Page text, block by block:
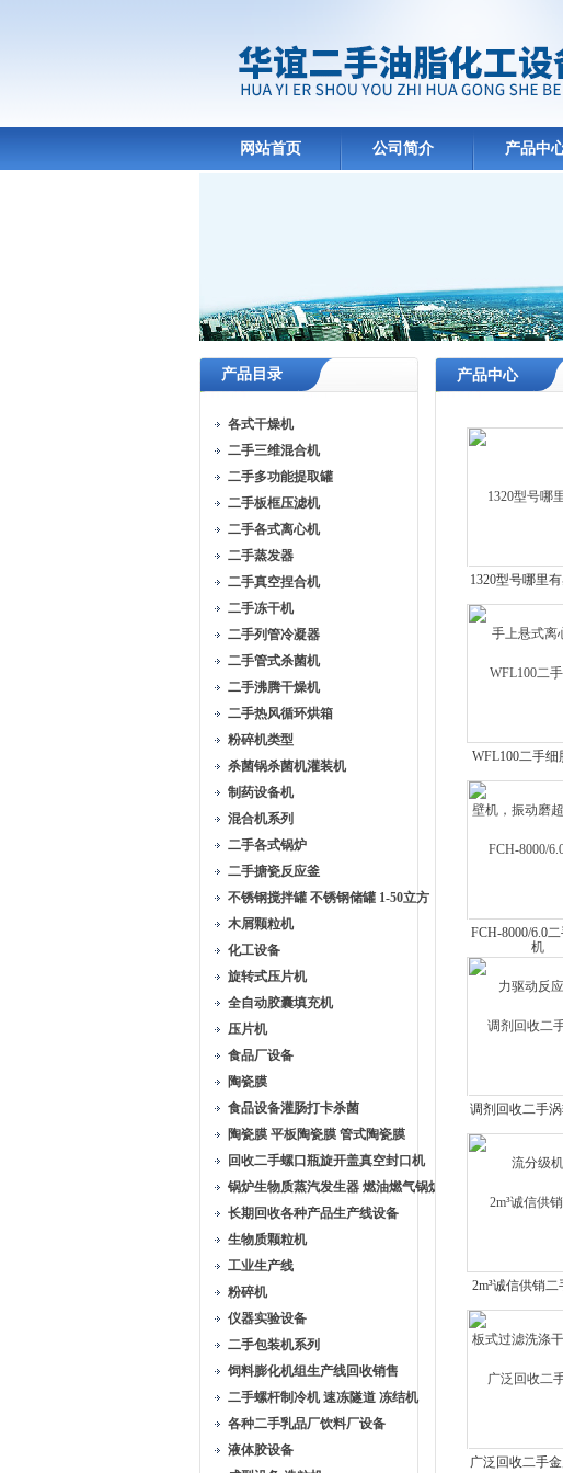
网站首页 公司简介 产品中
产品目录
各式干燥机
二手三维混合机
二手多功能提取罐
二手板框压滤机
二手各式离心机
二手蒸发器
二手真空捏合机
二手冻干机
二手列管冷凝器
二手管式杀菌机
二手沸腾干燥机
二手热风循环烘箱
粉碎机类型
杀菌锅杀菌机灌装机
制药设备机
混合机系列
二手各式锅炉
二手搪瓷反应釜
不锈钢搅拌罐 不锈钢储罐 1-50立方
木屑颗粒机
化工设备
旋转式压片机
全自动胶囊填充机
压片机
食品厂设备
陶瓷膜
食品设备灌肠打卡杀菌
陶瓷膜 平板陶瓷膜 管式陶瓷膜
回收二手螺口瓶旋开盖真空封口机
锅炉生物质蒸汽发生器 燃油燃气锅炉
长期回收各种产品生产线设备
生物质颗粒机
工业生产线
粉碎机
仪器实验设备
二手包装机系列
饲料膨化机组生产线回收销售
二手螺杆制冷机 速冻隧道 冻结机
各种二手乳品厂饮料厂设备
液体胶设备
产品中心
1320型号哪里
上悬式离
WFL100二手细
机，振动磨超
FCH-8000/6.0
驱动反应
调剂回收二手
分级机
2m³诚信供销二
式过滤洗涤干
广泛回收二手